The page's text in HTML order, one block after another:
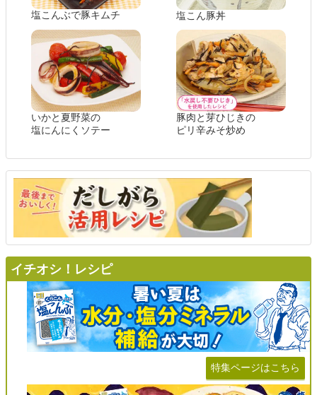
塩こんぶで豚キムチ 塩こん豚丼
いかと夏野菜の
塩にんにくソテー
豚肉と芽ひじきの
ピリ辛みそ炒め
イチオシ！レシピ
特集ページはこちら